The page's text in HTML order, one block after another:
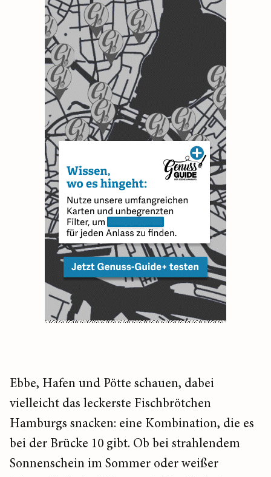
Ebbe, Hafen und Pötte schauen, dabei
vielleicht das leckerste Fischbrötchen
Hamburgs snacken: eine Kombination, die es
bei der Brücke 10 gibt. Ob bei strahlendem
Sonnenschein im Sommer oder weißer